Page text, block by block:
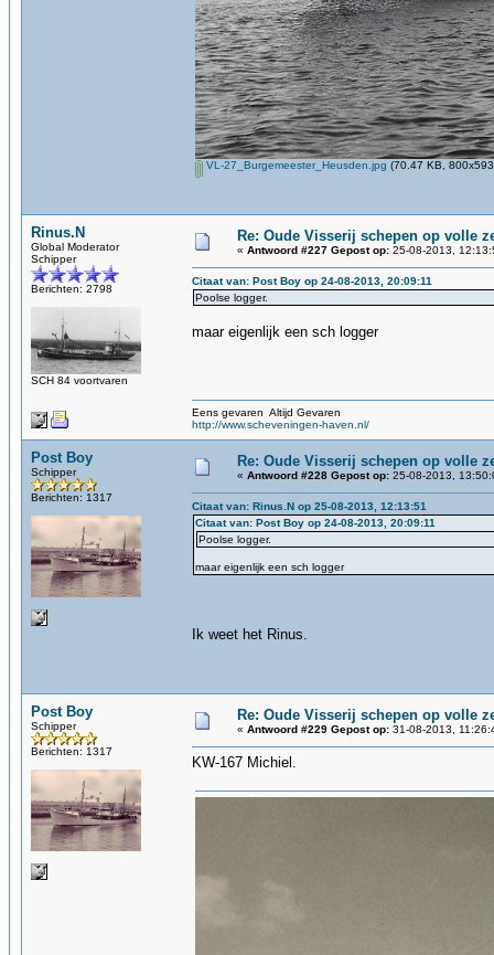
VL-27_Burgemeester_Heusden.jpg (70.47 KB,
Rinus.N
Global Moderator
Schipper
Berichten: 2798
SCH 84 voortvaren
Re: Oude Visserij schepen op volle
« Antwoord #227 Gepost op: 25-08-2013,
Citaat van: Post Boy op 24-08-2013, 20:09:11
Poolse logger.
maar eigenlijk een sch logger
Eens gevaren Altijd Gevaren
http://www.scheveningen-haven.nl/
Post Boy
Schipper
Berichten: 1317
Re: Oude Visserij schepen op volle
« Antwoord #228 Gepost op: 25-08-2013,
Citaat van: Rinus.N op 25-08-2013, 12:13:51
Citaat van: Post Boy op 24-08-2013, 20:09:11
Poolse logger.
maar eigenlijk een sch logger
Ik weet het Rinus.
Post Boy
Schipper
Berichten: 1317
Re: Oude Visserij schepen op volle
« Antwoord #229 Gepost op: 31-08-2013,
KW-167 Michiel.